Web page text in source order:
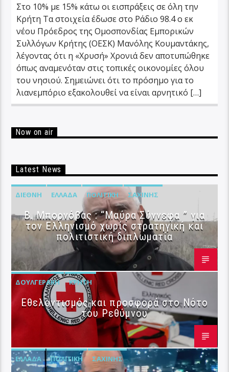
Στο 10% με 15% κάτω οι εισπράξεις σε όλη την
Κρήτη Τα στοιχεία έδωσε στο Ράδιο 98.4 ο εκ
νέου Πρόεδρος της Ομοσπονδίας Εμπορικών
Συλλόγων Κρήτης (ΟΕΣΚ) Μανόλης Κουμαντάκης,
λέγοντας ότι η «Χρυσή» Χρονιά δεν αποτυπώθηκε
όπως αναμενόταν στις τοπικές οικονομίες όλου
του νησιού. Σημειώνει ότι το πρόσημο για το
λιανεμπόριο εξακολουθεί να είναι αρνητικό […]
Now on air
Latest News
ΔΙΕΘΝΉ ΕΛΛΆΔΑ ΠΟΛΙΤΙΚΉ ΣΑΧΊΝΗΣ
B. Μπορνόβας : “Μαύρα Σύννεφα ” για
τον Ελληνισμό χωρίς στρατηγική και
πολιτιστική διπλωματία
ΔΟΥΛΓΕΡΆΚΗ ΚΡΉΤΗ
Εθελοντισμός και προσφορά στο Νότο
του Ρεθύμνου
ΕΛΛΆΔΑ ΠΟΛΙΤΙΚΉ ΣΑΧΊΝΗΣ